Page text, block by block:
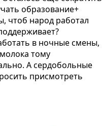
образование+
чтоб народ работал
в ночные смены,
тому
А сердобольные
присмотреть